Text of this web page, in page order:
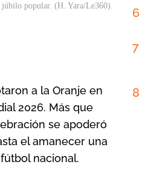
popular. (H. Yara/Le360).
a la Oranje en
2026. Más que
se apoderó
el amanecer una
nacional.
6
7
8